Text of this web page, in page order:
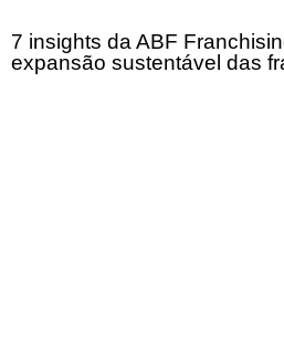
7 insights da ABF
expansão sustentável das